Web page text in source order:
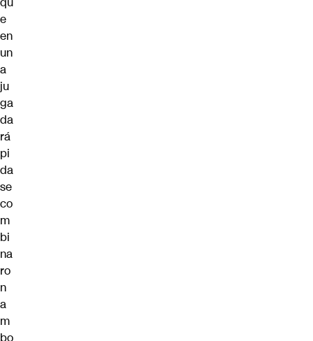
e
en
un
a
ju
ga
da
rá
pi
da
se
co
m
bi
na
ro
n
a
m